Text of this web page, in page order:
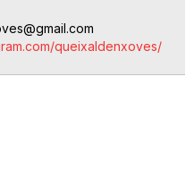
queixaldenxoves/